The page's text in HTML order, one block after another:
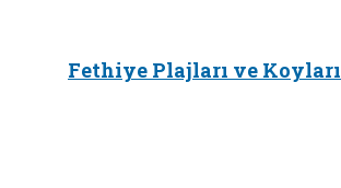
Fethiye Plajları ve Koyları